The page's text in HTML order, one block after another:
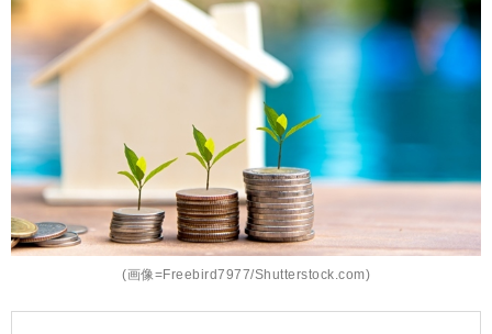
(画像=Freebird7977/Shutterstock.com)